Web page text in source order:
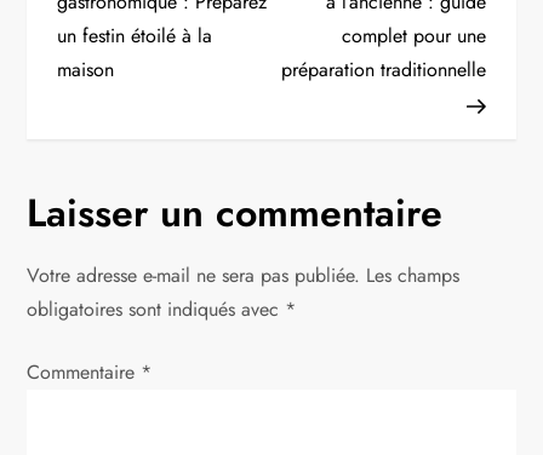
v
a
t
un festin étoilé à la
maison
complet pour une
préparation traditionnelle
Laisser un commentaire
Votre adresse e-mail ne sera pas publiée. Les champs
obligatoires sont indiqués avec *
Commentaire *